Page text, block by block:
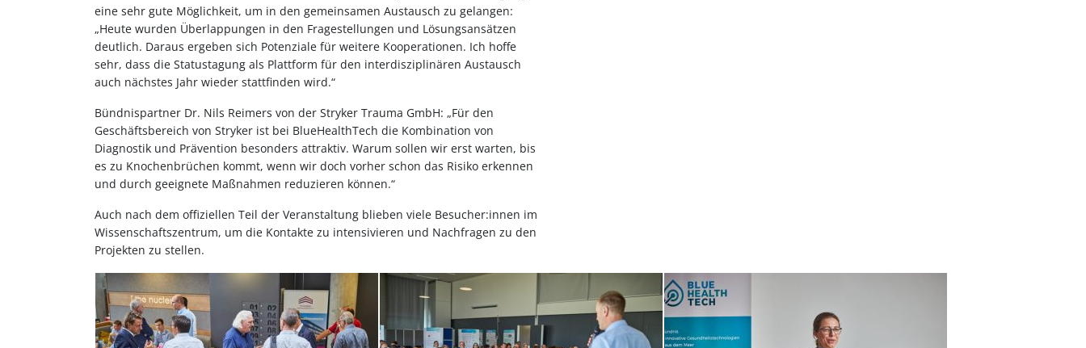
eine sehr gute Möglichkeit, um in den gemeinsamen Austausch zu gelangen:
„Heute wurden Überlappungen in den Fragestellungen und Lösungsansätzen
deutlich. Daraus ergeben sich Potenziale für weitere Kooperationen. Ich hoffe
sehr, dass die Statustagung als Plattform für den interdisziplinären Austausch
auch nächstes Jahr wieder stattfinden wird.“
Bündnispartner Dr. Nils Reimers von der Stryker Trauma GmbH: „Für den
Geschäftsbereich von Stryker ist bei BlueHealthTech die Kombination von
Diagnostik und Prävention besonders attraktiv. Warum sollen wir erst warten, bis
es zu Knochenbrüchen kommt, wenn wir doch vorher schon das Risiko erkennen
und durch geeignete Maßnahmen reduzieren können.“
Auch nach dem offiziellen Teil der Veranstaltung blieben viele Besucher:innen im
Wissenschaftszentrum, um die Kontakte zu intensivieren und Nachfragen zu den
Projekten zu stellen.